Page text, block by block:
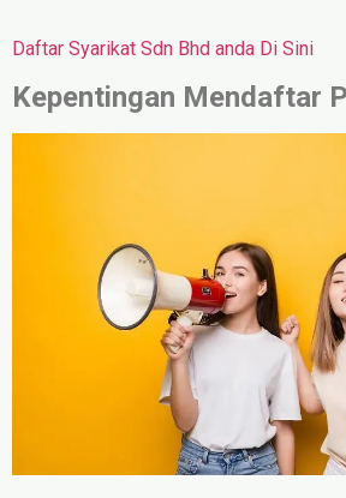
Daftar Syarikat Sdn Bhd anda Di Sini
Kepentingan Mendaftar